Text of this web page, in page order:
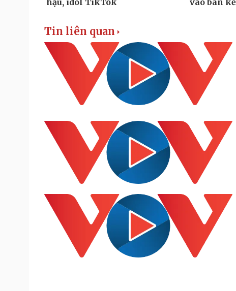
Tin liên quan